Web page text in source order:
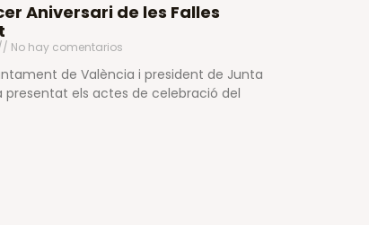
Aniversari de les Falles
No hay comentarios
de València i president de Junta
presentat els actes de celebració del